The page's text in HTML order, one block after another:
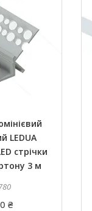
LEDUA
стрічки
3 м
₴